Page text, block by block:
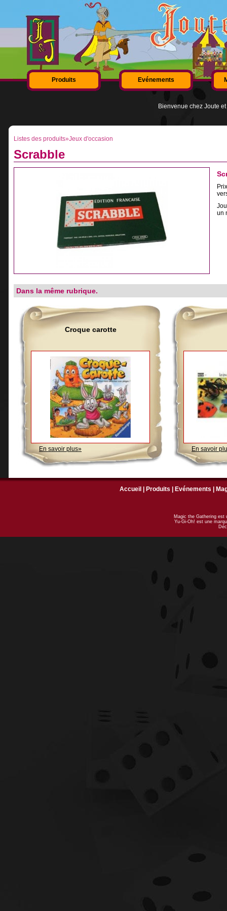
Produits Evénements
Bienvenue chez Joute
Listes des produits»Jeux d'occasion
Scrabble
un
Dans la même rubrique.
Croque carotte
En savoir plus» En savoir
Accueil Produits Evénements
Magic the Gathering est
Yu-Gi-Oh! est une